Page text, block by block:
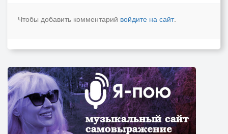
Чтобы добавить комментарий войдите на сайт.